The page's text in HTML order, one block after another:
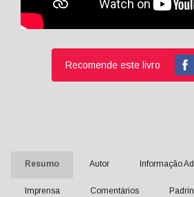
Recomende este livro
Resumo Autor Informação
Imprensa Comentários